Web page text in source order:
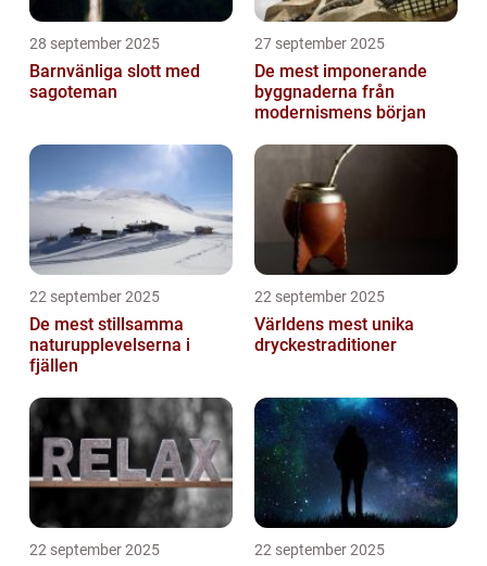
28 september 2025
Barnvänliga slott med
sagoteman
27 september 2025
De mest imponerande
byggnaderna från
modernismens början
22 september 2025
De mest stillsamma
naturupplevelserna i
fjällen
22 september 2025
Världens mest unika
dryckestraditioner
22 september 2025 22 september 2025